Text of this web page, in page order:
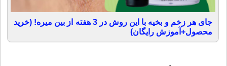
جای هر زخم و بخیه با این روش در 3 هفته از بین میره! (خرید
محصول+آموزش رایگان)